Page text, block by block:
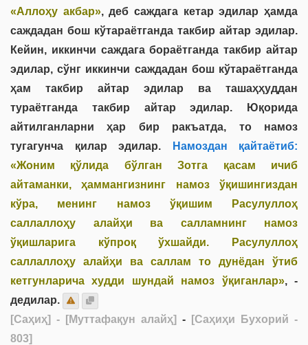
«Аллоҳу акбар», деб саждага кетар эдилар ҳамда
саждадан бош кўтараётганда такбир айтар эдилар.
Кейин, иккинчи саждага бораётганда такбир айтар
эдилар, сўнг иккинчи саждадан бош кўтараётганда
ҳам такбир айтар эдилар ва ташаҳҳуддан
тураётганда такбир айтар эдилар. Юқорида
айтилганларни ҳар бир ракъатда, то намоз
тугагунча қилар эдилар. Намоздан қайтаётиб:
«Жоним қўлида бўлган Зотга қасам ичиб
айтаманки, ҳаммангизнинг намоз ўқишингиздан
кўра, менинг намоз ўқишим Расулуллоҳ
саллаллоҳу алайҳи ва салламнинг намоз
ўқишларига кўпроқ ўхшайди. Расулуллоҳ
саллаллоҳу алайҳи ва саллам то дунёдан ўтиб
кетгунларича худди шундай намоз ўқиганлар», -
дедилар.
[Саҳиҳ] - [Муттафақун алайҳ] -
[Саҳиҳи Бухорий -
803]